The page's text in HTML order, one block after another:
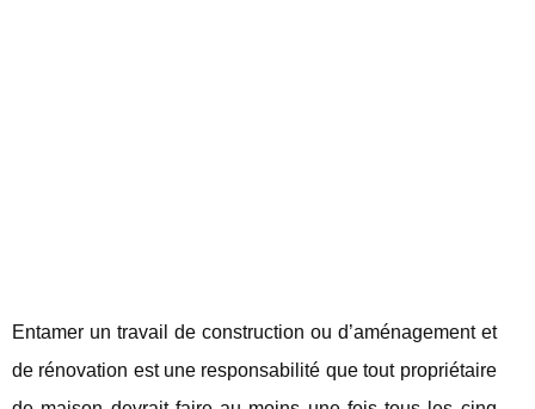
Entamer un travail de construction ou d’aménagement et
de rénovation est une responsabilité que tout propriétaire